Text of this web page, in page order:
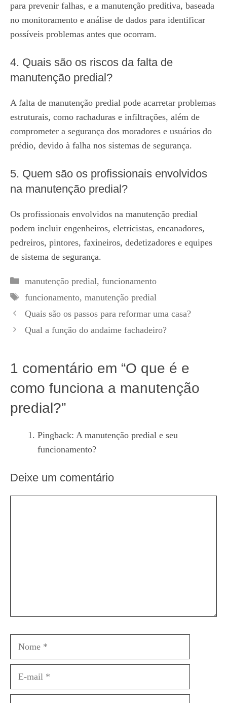
para prevenir falhas, e a manutenção preditiva, baseada
no monitoramento e análise de dados para identificar
possíveis problemas antes que ocorram.
4. Quais são os riscos da falta de
manutenção predial?
A falta de manutenção predial pode acarretar problemas
estruturais, como rachaduras e infiltrações, além de
comprometer a segurança dos moradores e usuários do
prédio, devido à falha nos sistemas de segurança.
5. Quem são os profissionais envolvidos
na manutenção predial?
Os profissionais envolvidos na manutenção predial
podem incluir engenheiros, eletricistas, encanadores,
pedreiros, pintores, faxineiros, dedetizadores e equipes
de sistema de segurança.
Categorias
manutenção predial, funcionamento
Tags
funcionamento, manutenção predial
Quais são os passos para reformar uma casa?
Qual a função do andaime fachadeiro?
1 comentário em “O que é e
como funciona a manutenção
predial?”
Pingback: A manutenção predial e seu
funcionamento?
Deixe um comentário
Nome